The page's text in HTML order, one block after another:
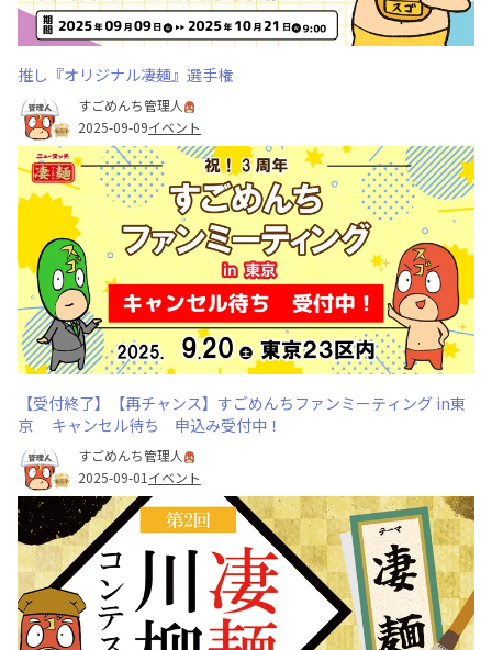
推し『オリジナル凄麺』選手権
すごめんち管理人
2025-09-09イベント
【受付終了】【再チャンス】すごめんちファンミーティング in東
京 キャンセル待ち 申込み受付中！
すごめんち管理人
2025-09-01 イベント